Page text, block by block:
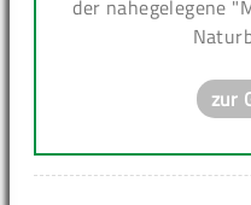
der nahegelegene
zur